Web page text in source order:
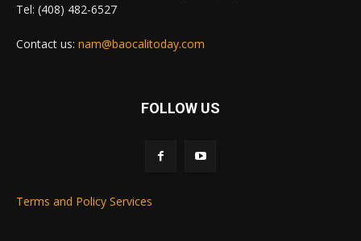
Tel: (408) 482-6527
Contact us: nam@baocalitoday.com
FOLLOW US
Terms and Policy Services